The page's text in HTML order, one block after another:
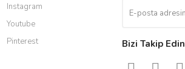
Instagram
Youtube
Pinterest
Bizi Takip Edin